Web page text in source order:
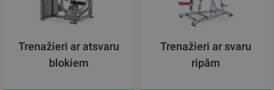
Trenažieri ar atsvaru
blokiem
Trenažieri ar svaru
ripām